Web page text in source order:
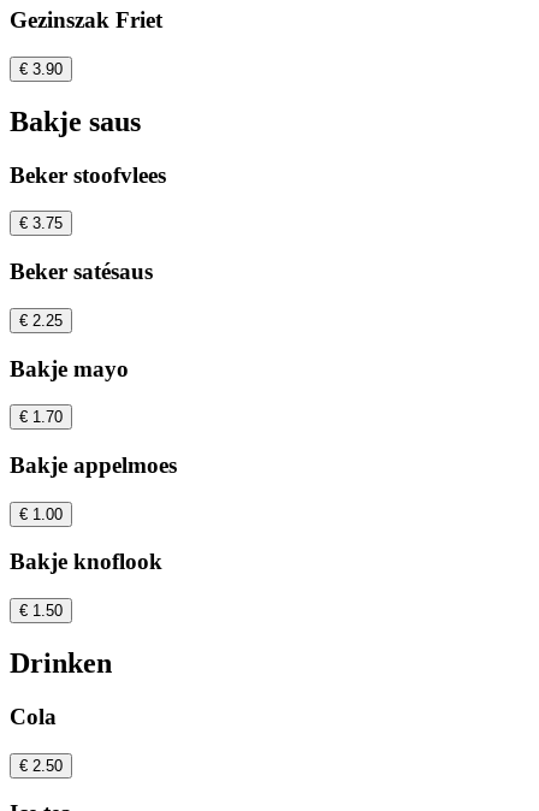
Gezinszak Friet
€ 3.90
Bakje saus
Beker stoofvlees
€ 3.75
Beker satésaus
€ 2.25
Bakje mayo
€ 1.70
Bakje appelmoes
€ 1.00
Bakje knoflook
€ 1.50
Drinken
Cola
€ 2.50